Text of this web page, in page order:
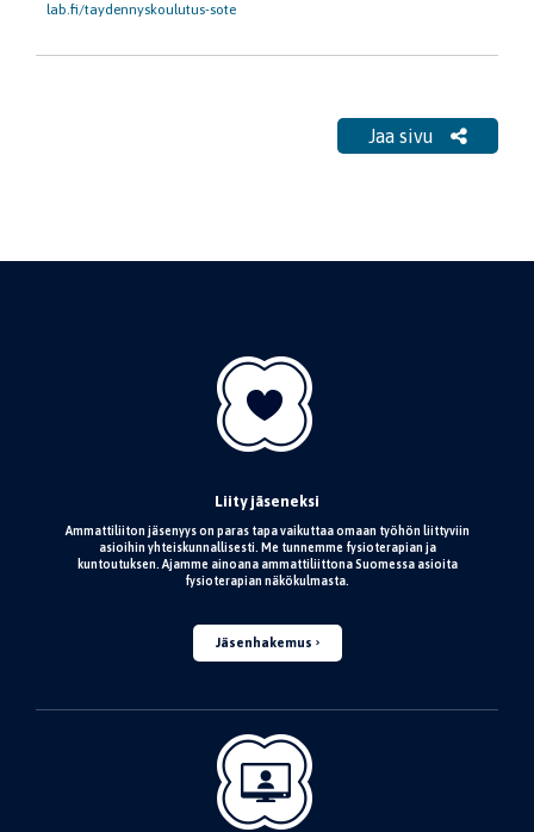
lab.fi/taydennyskoulutus-sote
Jaa sivu
Liity jäseneksi
Ammattiliiton jäsenyys on paras tapa vaikuttaa omaan työhön liittyviin
asioihin yhteiskunnallisesti. Me tunnemme fysioterapian ja
kuntoutuksen. Ajamme ainoana ammattiliittona Suomessa asioita
fysioterapian näkökulmasta.
Jäsenhakemus